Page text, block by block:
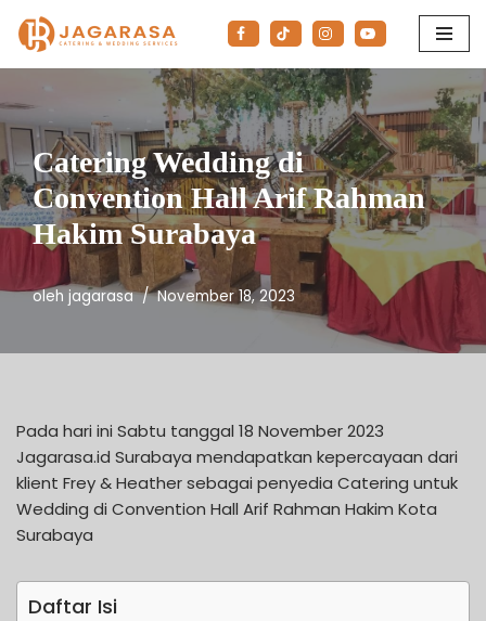
Lompat
konten
Catering Wedding di
Convention Hall Arif Rahman
Hakim Surabaya
oleh jagarasa November 18, 2023
Pada hari ini Sabtu tanggal 18 November 2023
Jagarasa.id Surabaya mendapatkan kepercayaan dari
klient Frey & Heather sebagai penyedia Catering untuk
Wedding di Convention Hall Arif Rahman Hakim Kota
Surabaya
Daftar Isi